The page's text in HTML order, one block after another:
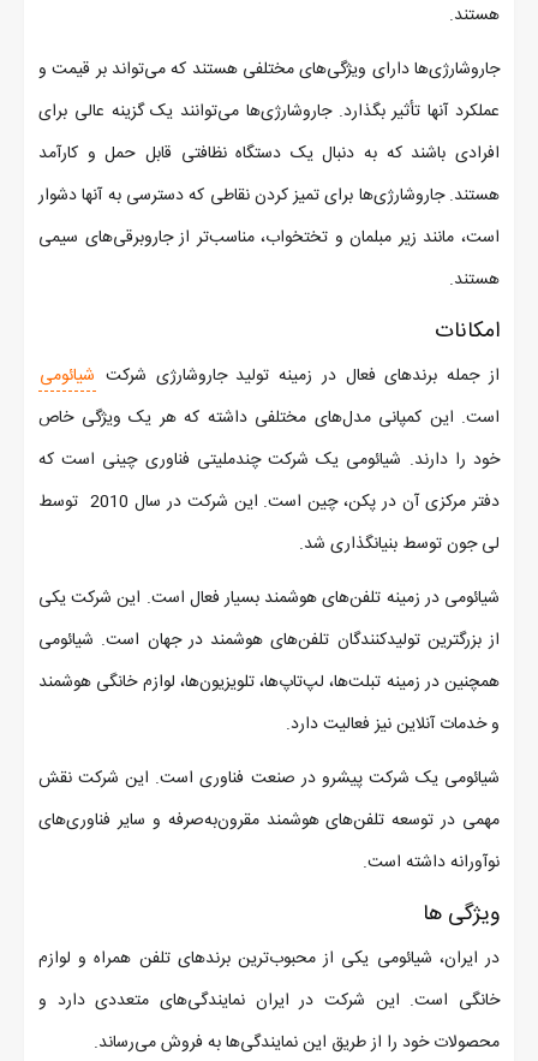
هستند.
جاروشارژی‌ها دارای ویژگی‌های مختلفی هستند که می‌تواند بر قیمت و
عملکرد آنها تأثیر بگذارد. جاروشارژی‌ها می‌توانند یک گزینه عالی برای
افرادی باشند که به دنبال یک دستگاه نظافتی قابل حمل و کارآمد
هستند. جاروشارژی‌ها برای تمیز کردن نقاطی که دسترسی به آنها دشوار
است، مانند زیر مبلمان و تختخواب، مناسب‌تر از جاروبرقی‌های سیمی
هستند.
امکانات
از جمله برندهای فعال در زمینه تولید جاروشارژی شرکت شیائومی
است. این کمپانی مدل‌های مختلفی داشته که هر یک ویژگی خاص
خود را دارند. شیائومی یک شرکت چندملیتی فناوری چینی است که
دفتر مرکزی آن در پکن، چین است. این شرکت در سال 2010 توسط
لی جون توسط بنیانگذاری شد.
شیائومی در زمینه تلفن‌های هوشمند بسیار فعال است. این شرکت یکی
از بزرگترین تولیدکنندگان تلفن‌های هوشمند در جهان است. شیائومی
همچنین در زمینه تبلت‌ها، لپ‌تاپ‌ها، تلویزیون‌ها، لوازم خانگی هوشمند
و خدمات آنلاین نیز فعالیت دارد.
شیائومی یک شرکت پیشرو در صنعت فناوری است. این شرکت نقش
مهمی در توسعه تلفن‌های هوشمند مقرون‌به‌صرفه و سایر فناوری‌های
نوآورانه داشته است.
ویژگی ها
در ایران، شیائومی یکی از محبوب‌ترین برندهای تلفن همراه و لوازم
خانگی است. این شرکت در ایران نمایندگی‌های متعددی دارد و
محصولات خود را از طریق این نمایندگی‌ها به فروش می‌رساند.